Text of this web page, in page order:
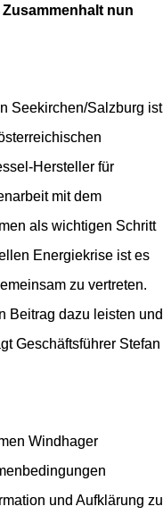
nun
Seekirchen/Salzburg ist
Hersteller für
mit dem
als wichtigen Schritt
Energiekrise ist es
zu vertreten.
Beitrag dazu leisten und
Geschäftsführer Stefan
Windhager
und Aufklärung zu